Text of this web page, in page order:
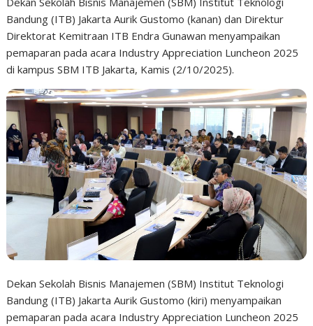
Bandung (ITB) Jakarta Aurik Gustomo (kanan) dan Direktur
Direktorat Kemitraan ITB Endra Gunawan menyampaikan
pemaparan pada acara Industry Appreciation Luncheon 2025
di kampus SBM ITB Jakarta, Kamis (2/10/2025).
Dekan Sekolah Bisnis Manajemen (SBM) Institut Teknologi
Bandung (ITB) Jakarta Aurik Gustomo (kiri) menyampaikan
pemaparan pada acara Industry Appreciation Luncheon 2025